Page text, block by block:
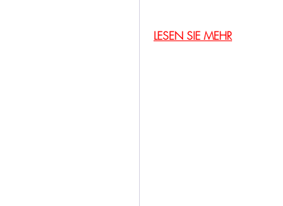
LESEN SIE MEHR